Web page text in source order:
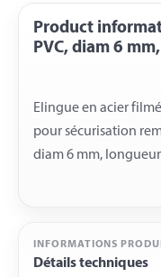
Product
PVC, diam 6
Elingue en acier
pour sécurisation
INFORMATIONS
Détails techniques